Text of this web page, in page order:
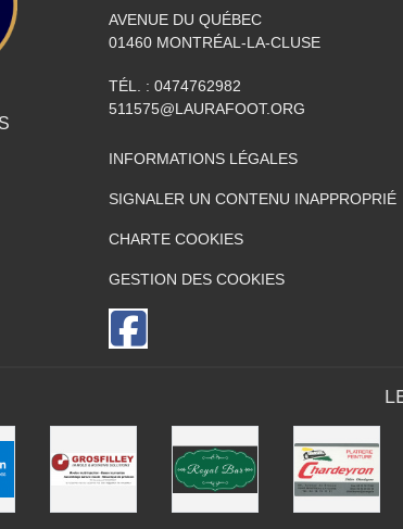
AVENUE DU QUÉBEC
01460 MONTRÉAL-LA-CLUSE
TÉL. : 0474762982
511575@LAURAFOOT.ORG
INFORMATIONS LÉGALES
SIGNALER UN CONTENU INAPPROPRIÉ
CHARTE COOKIES
GESTION DES COOKIES